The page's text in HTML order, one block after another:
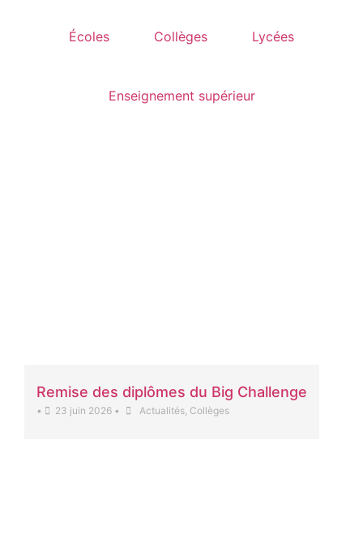
Écoles Collèges Lycées
Enseignement supérieur
Remise des diplômes du Big Challenge
• 23 juin 2026 • Actualités, Collèges